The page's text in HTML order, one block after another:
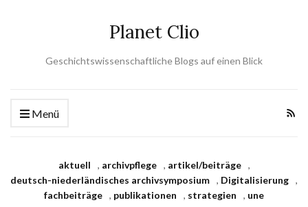
Planet Clio
Geschichtswissenschaftliche Blogs auf einen Blick
Menü
aktuell , archivpflege , artikel/beiträge
,
deutsch-niederländisches archivsymposium , Digitalisierung ,
fachbeiträge , publikationen , strategien , une